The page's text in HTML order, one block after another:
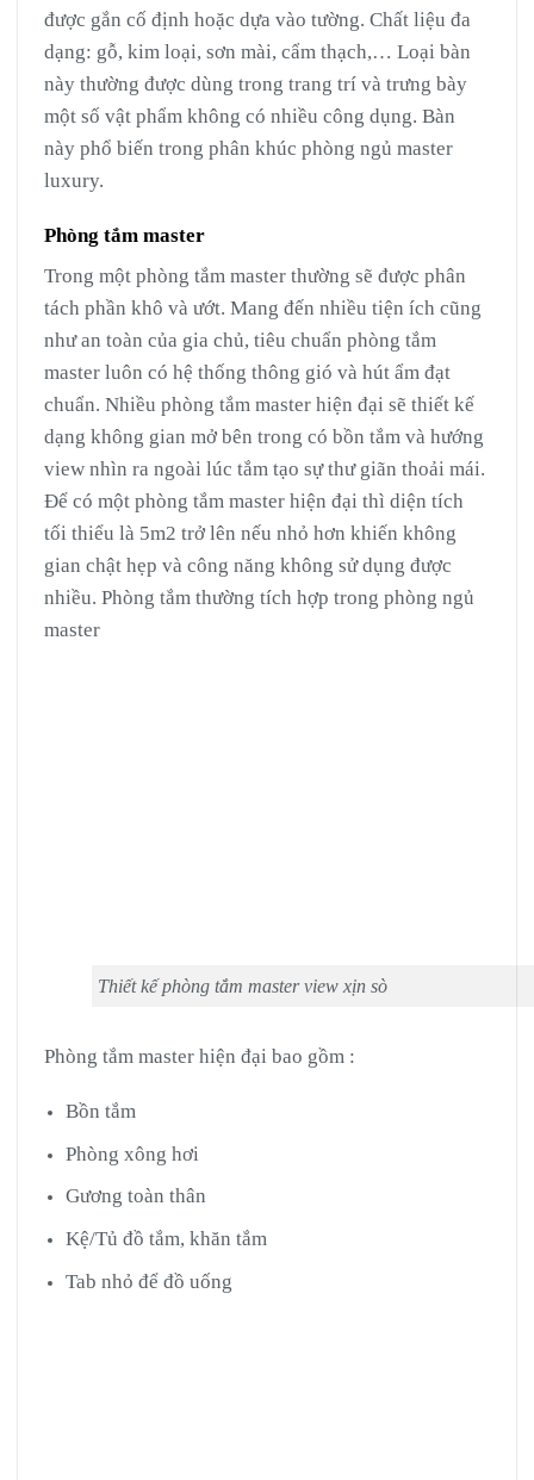
được gắn cố định hoặc dựa vào tường. Chất liệu đa
dạng: gỗ, kim loại, sơn mài, cẩm thạch,… Loại bàn
này thường được dùng trong trang trí và trưng bày
một số vật phẩm không có nhiều công dụng. Bàn
này phổ biến trong phân khúc phòng ngủ master
luxury.
Phòng tắm master
Trong một phòng tắm master thường sẽ được phân
tách phần khô và ướt. Mang đến nhiều tiện ích cũng
như an toàn của gia chủ, tiêu chuẩn phòng tắm
master luôn có hệ thống thông gió và hút ẩm đạt
chuẩn. Nhiều phòng tắm master hiện đại sẽ thiết kế
dạng không gian mở bên trong có bồn tắm và hướng
view nhìn ra ngoài lúc tắm tạo sự thư giãn thoải mái.
Để có một phòng tắm master hiện đại thì diện tích
tối thiểu là 5m2 trở lên nếu nhỏ hơn khiến không
gian chật hẹp và công năng không sử dụng được
nhiều. Phòng tắm thường tích hợp trong phòng ngủ
master
Thiết kế phòng tắm master view xịn sò
Phòng tắm master hiện đại bao gồm :
Bồn tắm
Phòng xông hơi
Gương toàn thân
Kệ/Tủ đồ tắm, khăn tắm
Tab nhỏ để đồ uống